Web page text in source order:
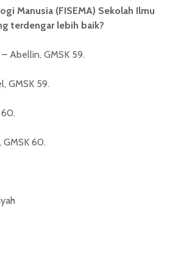
Manusia (FISEMA) Sekolah Ilmu
terdengar lebih baik?
Abellin, GMSK 59.
GMSK 59.
60.
GMSK 60.